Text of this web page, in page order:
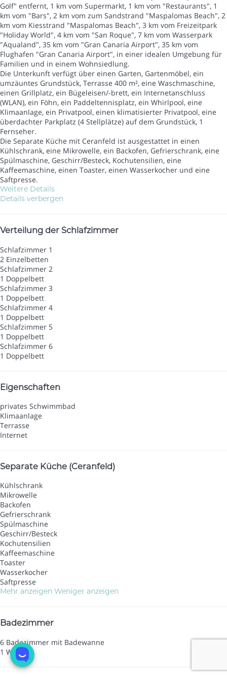
Golf" entfernt, 1 km vom Supermarkt, 1 km vom "Restaurants", 1
km vom "Bars", 2 km vom zum Sandstrand "Maspalomas Beach", 2
km vom Kiesstrand "Maspalomas Beach", 3 km vom Freizeitpark
"Holiday World", 4 km vom "San Roque", 7 km vom Wasserpark
"Aqualand", 35 km vom "Gran Canaria Airport", 35 km vom
Flughafen "Gran Canaria Airport", in einer idealen Umgebung für
Familien und in einem Wohnsiedlung.
Die Unterkunft verfügt über einen Garten, Gartenmöbel, ein
umzäuntes Grundstück, Terrasse 400 m², eine Waschmaschine,
einen Grillplatz, ein Bügeleisen/-brett, ein Internetanschluss
(WLAN), ein Föhn, ein Paddeltennisplatz, ein Whirlpool, eine
Klimaanlage, ein Privatpool, einen klimatisierter Privatpool, eine
überdachter Parkplatz (4 Stellplätze) auf dem Grundstück, 1
Fernseher.
Die Separate Küche mit Ceranfeld ist ausgestattet in einen
Kühlschrank, eine Mikrowelle, ein Backofen, Gefrierschrank, eine
Spülmaschine, Geschirr/Besteck, Kochutensilien, eine
Kaffeemaschine, einen Toaster, einen Wasserkocher und eine
Saftpresse.
Weitere Details
Details verbergen
Verteilung der Schlafzimmer
Schlafzimmer 1
2 Einzelbetten
Schlafzimmer 2
1 Doppelbett
Schlafzimmer 3
1 Doppelbett
Schlafzimmer 4
1 Doppelbett
Schlafzimmer 5
1 Doppelbett
Schlafzimmer 6
1 Doppelbett
Eigenschaften
privates Schwimmbad
Klimaanlage
Terrasse
Internet
Separate Küche (Ceranfeld)
Kühlschrank
Mikrowelle
Backofen
Gefrierschrank
Spülmaschine
Geschirr/Besteck
Kochutensilien
Kaffeemaschine
Toaster
Wasserkocher
Saftpresse
Mehr anzeigen Weniger anzeigen
Badezimmer
6 Badezimmer mit Badewanne
1 WC